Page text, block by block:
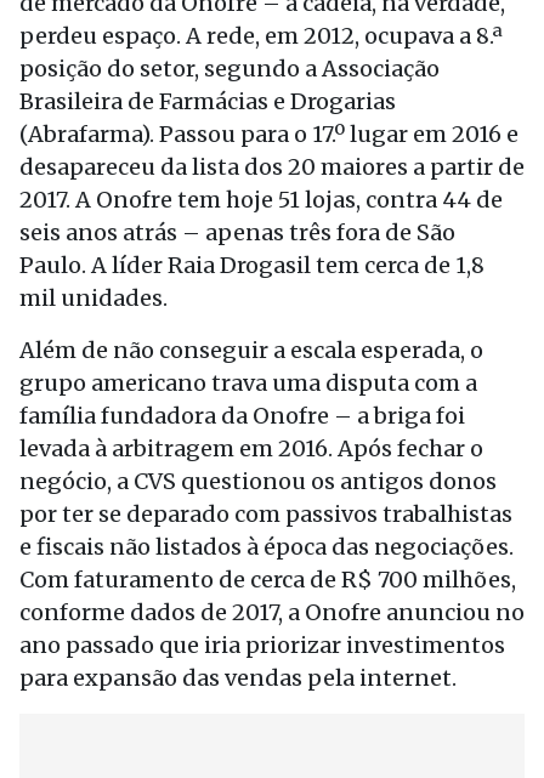
perdeu espaço. A rede, em 2012, ocupava a 8.ª
posição do setor, segundo a Associação
Brasileira de Farmácias e Drogarias
(Abrafarma). Passou para o 17.º lugar em 2016 e
desapareceu da lista dos 20 maiores a partir de
2017. A Onofre tem hoje 51 lojas, contra 44 de
seis anos atrás – apenas três fora de São
Paulo. A líder Raia Drogasil tem cerca de 1,8
mil unidades.
Além de não conseguir a escala esperada, o
grupo americano trava uma disputa com a
família fundadora da Onofre – a briga foi
levada à arbitragem em 2016. Após fechar o
negócio, a CVS questionou os antigos donos
por ter se deparado com passivos trabalhistas
e fiscais não listados à época das negociações.
Com faturamento de cerca de R$ 700 milhões,
conforme dados de 2017, a Onofre anunciou no
ano passado que iria priorizar investimentos
para expansão das vendas pela internet.